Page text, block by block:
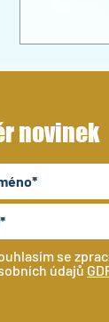
LETNÍ
novinek
se
údajů